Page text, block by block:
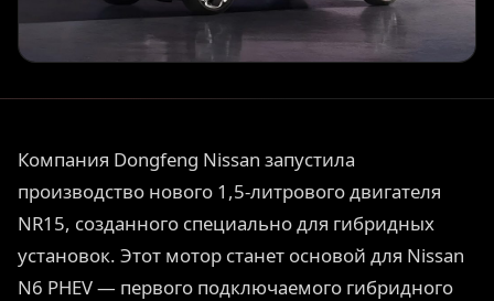
Компания Dongfeng Nissan запустила
производство нового 1,5-литрового двигателя
NR15, созданного специально для гибридных
установок. Этот мотор станет основой для Nissan
N6 PHEV — первого подключаемого гибридного